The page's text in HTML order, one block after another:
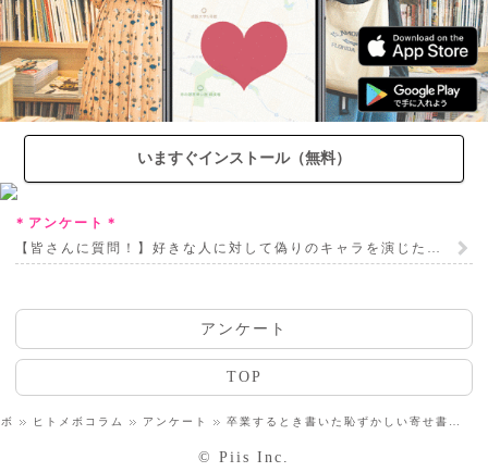
いますぐインストール（無料）
＊アンケート＊
アンケート
TOP
ヒトメボコラム アンケート
© Piis Inc.